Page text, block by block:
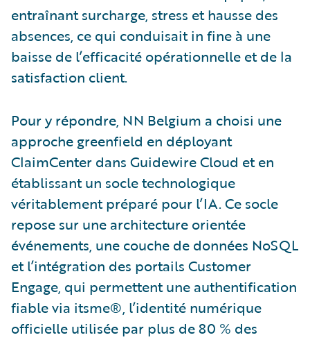
entraînant surcharge, stress et hausse des
absences, ce qui conduisait in fine à une
baisse de l’efficacité opérationnelle et de la
satisfaction client.
Pour y répondre, NN Belgium a choisi une
approche greenfield en déployant
ClaimCenter dans Guidewire Cloud et en
établissant un socle technologique
véritablement préparé pour l’IA. Ce socle
repose sur une architecture orientée
événements, une couche de données NoSQL
et l’intégration des portails Customer
Engage, qui permettent une authentification
fiable via itsme®, l’identité numérique
officielle utilisée par plus de 80 % des